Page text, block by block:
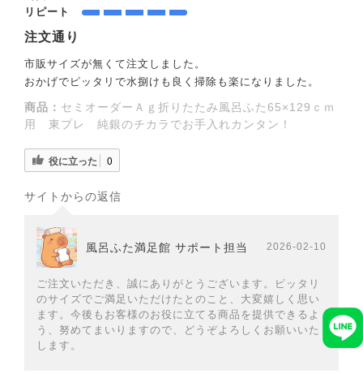
リピート
注文通り
市販サイズが無くて注文しました。
おかげでピッタリで水捌けも良く掃除も楽になりました。
商品： セミオーダーＡｇ折りたたみ風呂ふた65×129ｃｍ
用 東プレ 純銀のチカラでお手入れカンタン！
役に立った 0
サイトからの返信
風呂ふた満足館 サポート担当 2026-02-10
ご注文いただき、誠にありがとうございます。ピッタリ
のサイズでご満足いただけたとのこと、大変嬉しく思い
ます。今後もお客様のお役に立てる商品を提供できるよ
う、努めてまいりますので、どうぞよろしくお願いいた
します。